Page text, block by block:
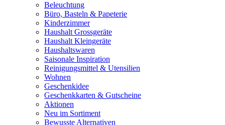
Beleuchtung
Büro, Basteln & Papeterie
Kinderzimmer
Haushalt Grossgeräte
Haushalt Kleingeräte
Haushaltswaren
Saisonale Inspiration
Reinigungsmittel & Utensilien
Wohnen
Geschenkidee
Geschenkkarten & Gutscheine
Aktionen
Neu im Sortiment
Bewusste Alternativen